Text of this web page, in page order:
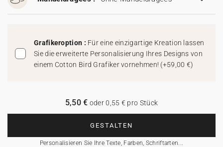
Grafikeroption : Für eine einzigartige Kreation lassen
Sie die erweiterte Personalisierung Ihres Designs von
einem Cotton Bird Grafiker vornehmen! (+59,00 €)
GESTALTEN
Personalisieren Sie Ihre Texte, Farben, Schriftarten...
5,50 € oder 0,55 € pro Stück